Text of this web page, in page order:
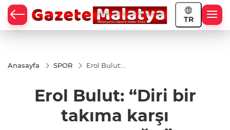
TR
Anasayfa SPOR
Erol Bulut:
oynayacağız”
Erol Bulut: “Diri bir
takıma karşı